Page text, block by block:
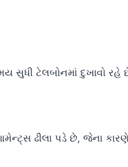
સુધી ટેલબોનમાં દુખાવો રહે
ઢીલા પડે છે, જેના